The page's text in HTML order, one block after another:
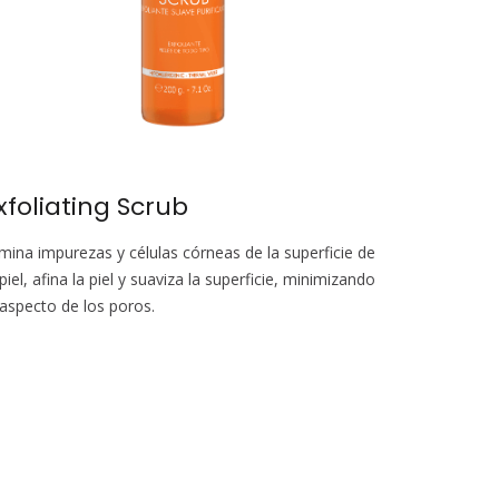
Scrub
impurezas y células córneas de la superficie de
afina la piel y suaviza la superficie, minimizando
de los poros.